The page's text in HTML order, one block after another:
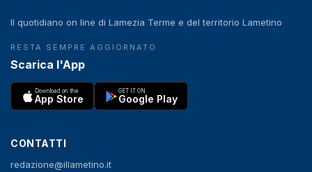
Il quotidiano on line di Lamezia Terme e del territorio Lametino
RESTA SEMPRE AGGIORNATO
Scarica l'App
Download on the
App Store
GET IT ON
Google Play
CONTATTI
redazione@illametino.it